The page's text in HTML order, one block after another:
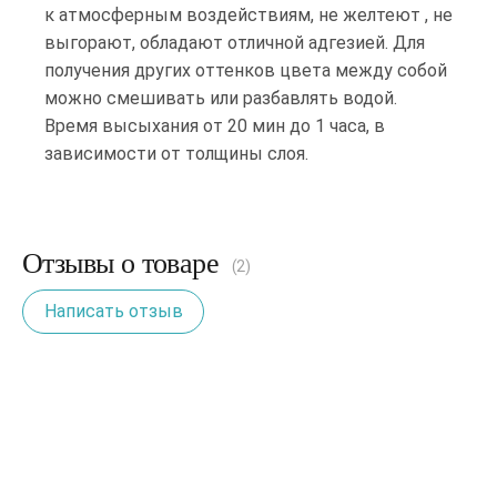
к атмосферным воздействиям, не желтеют , не
выгорают, обладают отличной адгезией. Для
получения других оттенков цвета между собой
можно смешивать или разбавлять водой.
Время высыхания от 20 мин до 1 часа, в
зависимости от толщины слоя.
Отзывы о товаре (2)
Написать отзыв